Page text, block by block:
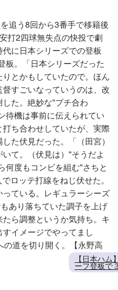
追う8回から3番手で移籍後
打2四球無失点の快投で劇
に日本シリーズでの登板
板。「日本シリーズだった
とかもしていたので。ほん
すごいなっていうのは、改
た。絶妙な"プチ合わ
待機は事前に伝えられてい
ち合わせしていたが、実際
た伏見だった。「（田宮）
て。（伏見は）"そうだよ
何度もコンビを組む"さちと
ロッテ打線をねじ伏せた。
ている。レギュラーシーズ
あり落ちていた調子を上げ
ら調整というか気持ち。キ
イメージでやってまし
道を切り開く。【永野高
【日本ハ
ーフ登板で